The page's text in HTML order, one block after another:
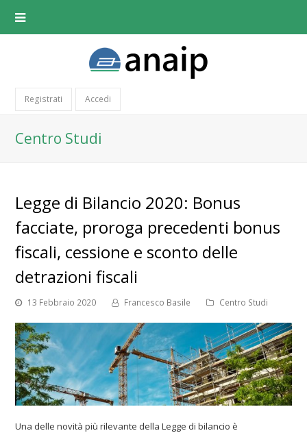
Registrati Accedi
Centro Studi
Legge di Bilancio 2020: Bonus
facciate, proroga precedenti bonus
fiscali, cessione e sconto delle
detrazioni fiscali
13 Febbraio 2020 Francesco Basile Centro Studi
Una delle novità più rilevante della Legge di bilancio è